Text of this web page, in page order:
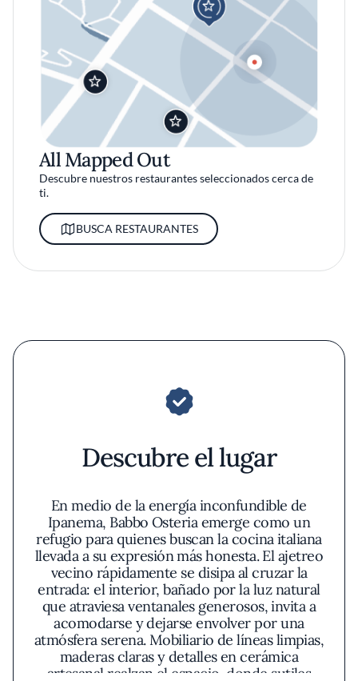
All Mapped Out
Descubre nuestros restaurantes seleccionados cerca de
ti.
BUSCA RESTAURANTES
Descubre el lugar
En medio de la energía inconfundible de
Ipanema, Babbo Osteria emerge como un
refugio para quienes buscan la cocina italiana
llevada a su expresión más honesta. El ajetreo
vecino rápidamente se disipa al cruzar la
entrada: el interior, bañado por la luz natural
que atraviesa ventanales generosos, invita a
acomodarse y dejarse envolver por una
atmósfera serena. Mobiliario de líneas limpias,
maderas claras y detalles en cerámica
artesanal realzan el espacio, donde sutiles